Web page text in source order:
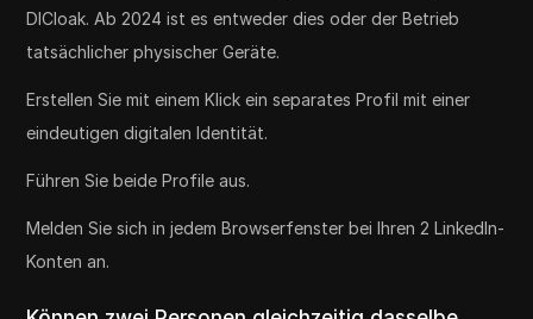
DICloak. Ab 2024 ist es entweder dies oder der Betrieb
tatsächlicher physischer Geräte.
Erstellen Sie mit einem Klick ein separates Profil mit einer
eindeutigen digitalen Identität.
Führen Sie beide Profile aus.
Melden Sie sich in jedem Browserfenster bei Ihren 2 LinkedIn-
Konten an.